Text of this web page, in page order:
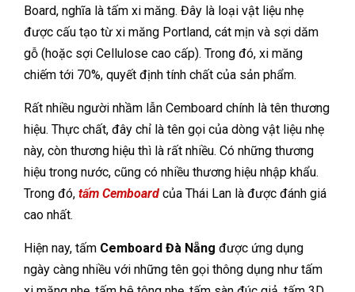
Board, nghĩa là tấm xi măng. Đây là loại vật liệu nhẹ
được cấu tạo từ xi măng Portland, cát mịn và sợi dăm
gỗ (hoặc sợi Cellulose cao cấp). Trong đó, xi măng
chiếm tới 70%, quyết định tính chất của sản phẩm.
Rất nhiều người nhầm lẫn Cemboard chính là tên thương
hiệu. Thực chất, đây chỉ là tên gọi của dòng vật liệu nhẹ
này, còn thương hiệu thì là rất nhiều. Có những thương
hiệu trong nước, cũng có nhiều thương hiệu nhập khẩu.
Trong đó, tấm Cemboard của Thái Lan là được đánh giá
cao nhất.
Hiện nay, tấm Cemboard Đà Nẵng được ứng dụng
ngày càng nhiều với những tên gọi thông dụng như tấm